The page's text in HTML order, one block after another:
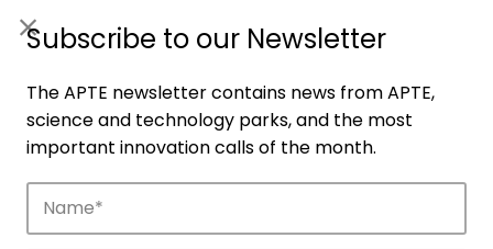
Subscribe to our Newsletter
The APTE newsletter contains news from APTE,
science and technology parks, and the most
important innovation calls of the month.